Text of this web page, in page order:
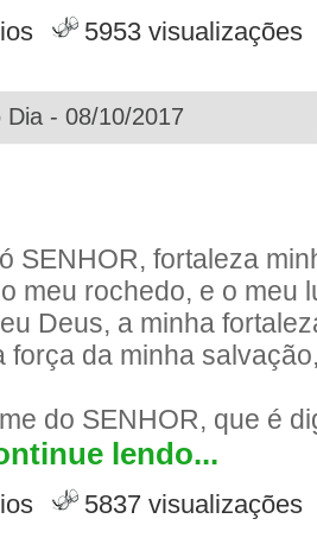
5953 visualizações
Dia - 08/10/2017
SENHOR, fortaleza
meu rochedo, e o meu
Deus, a minha
força da minha
do SENHOR, que é
lendo...
5837 visualizações